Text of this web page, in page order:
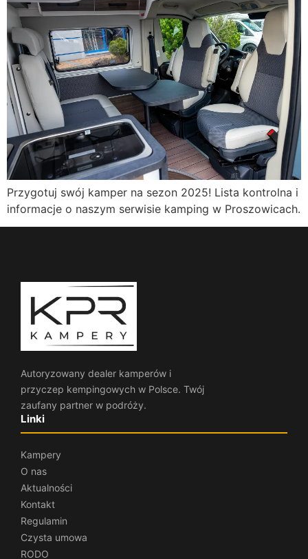
Przygotuj swój kamper na sezon 2025! Lista kontrolna i
informacje o naszym serwisie kamping w Proszowicach.
Autoryzowany dealer kamperów i
przyczep kempingowych w Polsce. Twój
zaufany partner w podróży.
Linki
Kampery
O nas
Aktualności
Kontakt
Regulamin
Czysta umowa
RODO